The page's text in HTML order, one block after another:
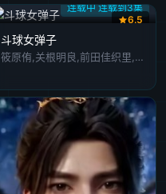
连载中 连载到3集
6.5
斗球女弹子
筱原侑,关根明良,前田佳织里,大地叶,中山真奈花